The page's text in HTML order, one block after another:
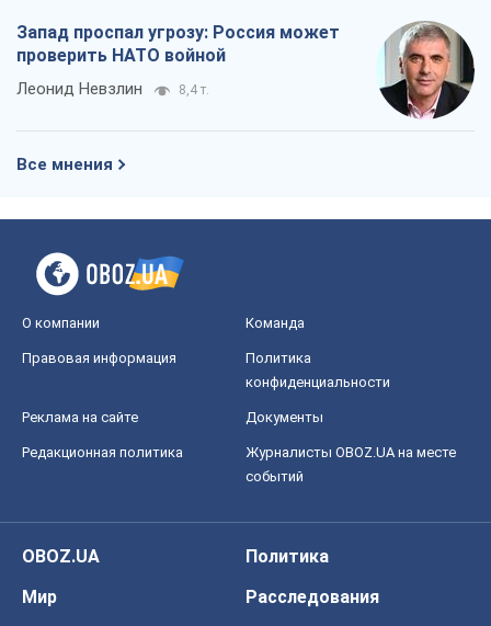
Запад проспал угрозу: Россия может
проверить НАТО войной
Леонид Невзлин 8,4 т.
Все мнения
О компании Команда
Правовая информация
Политика
конфиденциальности
Реклама на сайте Документы
Редакционная политика
Журналисты OBOZ.UA на месте
событий
OBOZ.UA
Политика
Мир
Расследования